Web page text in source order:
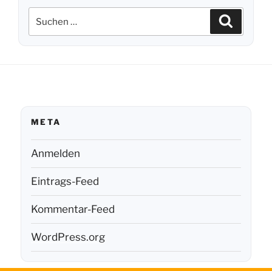
Suchen
nach:
META
Anmelden
Eintrags-Feed
Kommentar-Feed
WordPress.org